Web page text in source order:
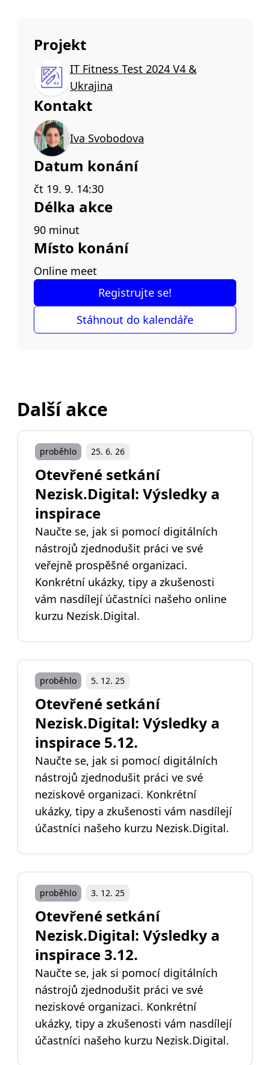
Projekt
IT Fitness Test 2024 V4 &
Ukrajina
Kontakt
Iva Svobodova
Datum konání
čt 19. 9. 14:30
Délka akce
90 minut
Místo konání
Online meet
Registrujte se!
Stáhnout do kalendáře
Další akce
proběhlo 25. 6. 26
Otevřené setkání
Nezisk.Digital: Výsledky a
inspirace
Naučte se, jak si pomocí digitálních
nástrojů zjednodušit práci ve své
veřejně prospěšné organizaci.
Konkrétní ukázky, tipy a zkušenosti
vám nasdílejí účastníci našeho online
kurzu Nezisk.Digital.
proběhlo 5. 12. 25
Otevřené setkání
Nezisk.Digital: Výsledky a
inspirace 5.12.
Naučte se, jak si pomocí digitálních
nástrojů zjednodušit práci ve své
neziskové organizaci. Konkrétní
ukázky, tipy a zkušenosti vám nasdílejí
účastníci našeho kurzu Nezisk.Digital.
proběhlo 3. 12. 25
Otevřené setkání
Nezisk.Digital: Výsledky a
inspirace 3.12.
Naučte se, jak si pomocí digitálních
nástrojů zjednodušit práci ve své
neziskové organizaci. Konkrétní
ukázky, tipy a zkušenosti vám nasdílejí
účastníci našeho kurzu Nezisk.Digital.